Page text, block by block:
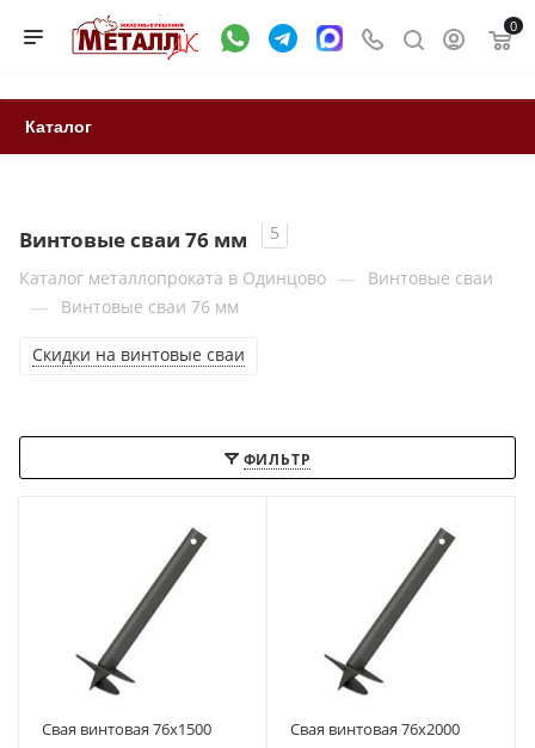
0
Каталог
Винтовые сваи 76 мм
5
Каталог металлопроката в Одинцово — Винтовые сваи
— Винтовые сваи 76 мм
Скидки на винтовые сваи
ФИЛЬТР
Свая винтовая 76x1500
Свая винтовая 76x2000